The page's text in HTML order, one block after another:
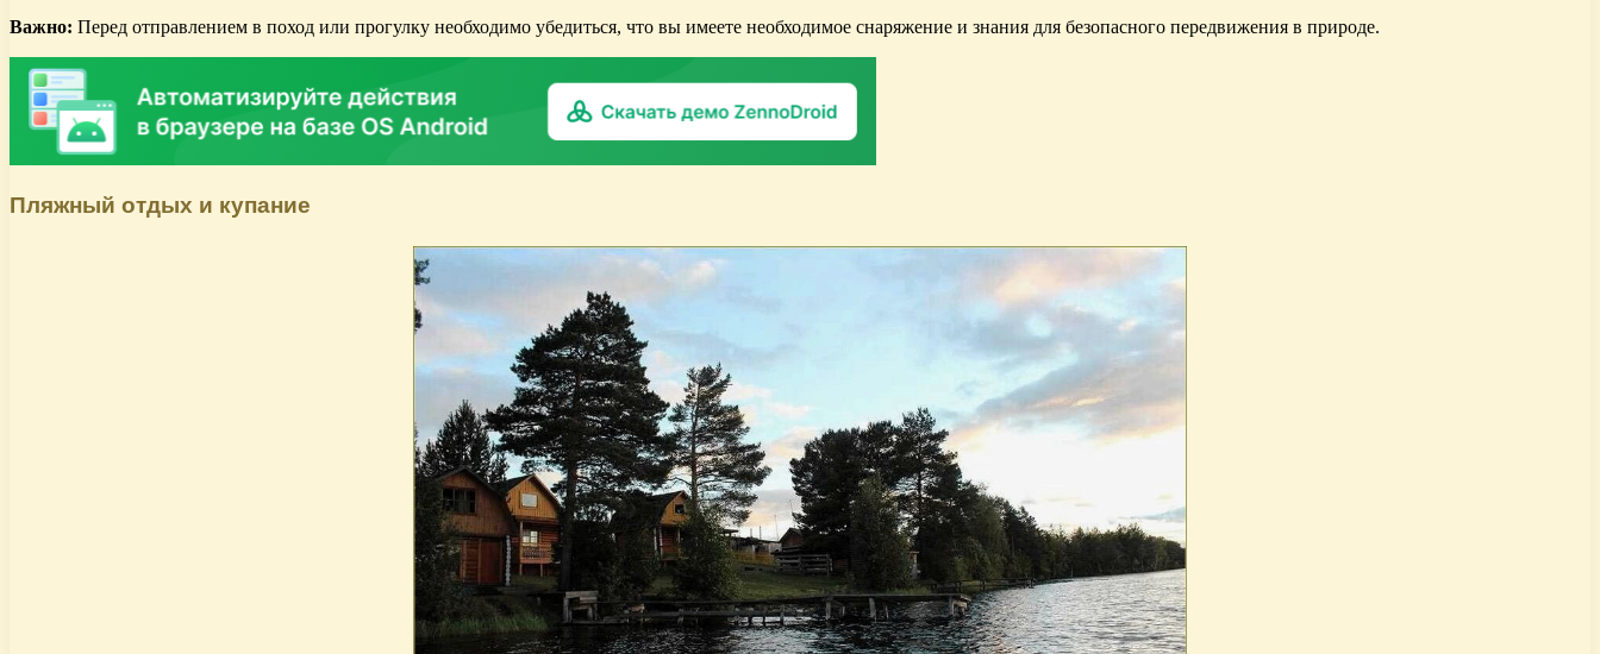
Важно: Перед отправлением в поход или прогулку необходимо убедиться, что вы имеете необходимое снаряжение и знания для безопасного передвижения в природе.
Пляжный отдых и купание